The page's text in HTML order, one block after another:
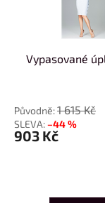
Vypasované
1 615 Kč
–44 %
903 Kč